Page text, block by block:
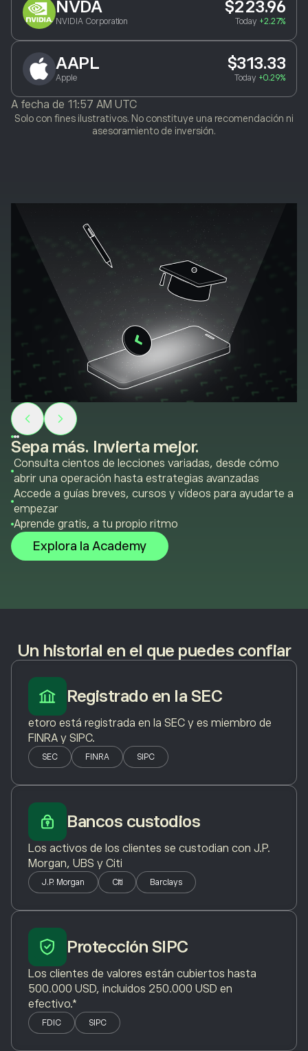
NVDA
NVIDIA Corporation
$223.96
Today +2.27%
AAPL
Apple
$313.33
Today +0.29%
A fecha de 11:57 AM UTC
Solo con fines ilustrativos. No constituye una recomendación ni
asesoramiento de inversión.
Sepa más. Invierta mejor.
Consulta cientos de lecciones variadas, desde cómo
abrir una operación hasta estrategias avanzadas
Accede a guías breves, cursos y vídeos para ayudarte a
empezar
Aprende gratis, a tu propio ritmo
Explora la Academy
Un historial en el que puedes confiar
Registrado en la SEC
etoro está registrada en la SEC y es miembro de
FINRA y SIPC.
SEC FINRA SIPC
Bancos custodios
Los activos de los clientes se custodian con J.P.
Morgan, UBS y Citi
J.P. Morgan Citi Barclays
Protección SIPC
Los clientes de valores están cubiertos hasta
500.000 USD, incluidos 250.000 USD en
efectivo.*
FDIC SIPC